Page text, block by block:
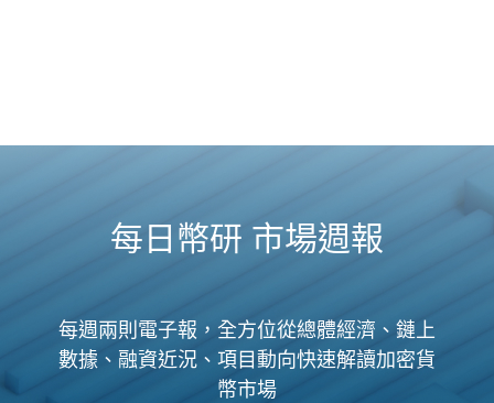
每日幣研 市場週報
每週兩則電子報，全方位從總體經濟、鏈上
數據、融資近況、項目動向快速解讀加密貨
幣市場